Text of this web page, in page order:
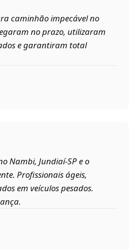
caminhão impecável no
no prazo, utilizaram
e garantiram total
Nambi, Jundiaí‑SP e o
Profissionais ágeis,
em veículos pesados.